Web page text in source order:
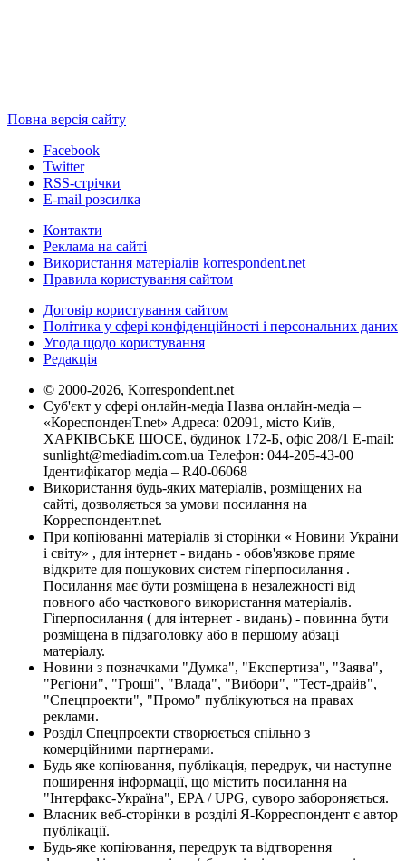
Повна версія сайту
Facebook
Twitter
RSS-стрічки
E-mail розсилка
Контакти
Реклама на сайті
Використання матеріалів korrespondent.net
Правила користування сайтом
Договір користування сайтом
Політика у сфері конфіденційності і персональних даних
Угода щодо користування
Редакція
© 2000-2026, Korrespondent.net
Суб'єкт у сфері онлайн-медіа Назва онлайн-медіа –
«КореспонденТ.net» Адреса: 02091, місто Київ,
ХАРКІВСЬКЕ ШОСЕ, будинок 172-Б, офіс 208/1 E-mail:
sunlight@mediadim.com.ua Телефон: 044-205-43-00
Ідентифікатор медіа – R40-06068
Використання будь-яких матеріалів, розміщених на
сайті, дозволяється за умови посилання на
Корреспондент.net.
При копіюванні матеріалів зі сторінки « Новини України
і світу» , для інтернет - видань - обов'язкове пряме
відкрите для пошукових систем гіперпосилання .
Посилання має бути розміщена в незалежності від
повного або часткового використання матеріалів.
Гіперпосилання ( для інтернет - видань) - повинна бути
розміщена в підзаголовку або в першому абзаці
матеріалу.
Новини з позначками "Думка", "Експертиза", "Заява",
"Регіони", "Гроші", "Влада", "Вибори", "Тест-драйв",
"Спецпроекти", "Промо" публікуються на правах
реклами.
Розділ Спецпроекти створюється спільно з
комерційними партнерами.
Будь яке копіювання, публікація, передрук, чи наступне
поширення інформації, що містить посилання на
"Інтерфакс-Україна", EPA / UPG, суворо забороняється.
Власник веб-сторінки в розділі Я-Корреспондент є автор
публікації.
Будь-яке копіювання, передрук та відтворення